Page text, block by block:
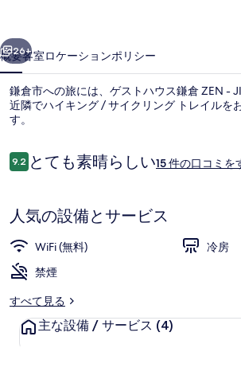
倉
ZEN
JI
写
ギ
ャ
ラ
リ
次へ
26+
概要客室ロケーションポリシー
鎌倉市への旅には、ゲストハウス鎌倉 ZEN -
近隣でハイキング / サイクリング トレイルを
す。
口
コ
9.210段階中9.2
とても素晴らしい15 件の口コミを
人気の設備とサービス
WiFi (無料)
冷房
禁煙
すべて見る
主な設備 / サービス (4)